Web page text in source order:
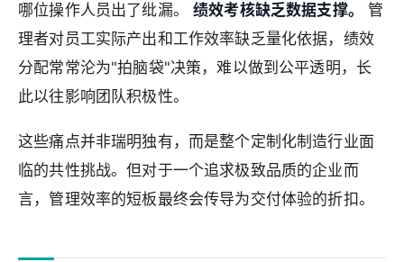
哪位操作人员出了纰漏。绩效考核缺乏数据支撑。
管
理者对员工实际产出和工作效率缺乏量化依据，绩效
分配常常沦为"拍脑袋"决策，难以做到公平透明，长
此以往影响团队积极性。
这些痛点并非瑞明独有，而是整个定制化制造行业面
临的共性挑战。但对于一个追求极致品质的企业而
言，管理效率的短板最终会传导为交付体验的折扣。